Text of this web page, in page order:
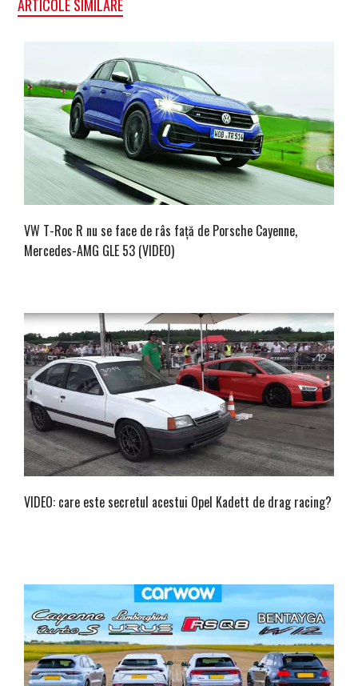
ARTICOLE SIMILARE
VW T-Roc R nu se face de râs față de Porsche Cayenne,
Mercedes-AMG GLE 53 (VIDEO)
VIDEO: care este secretul acestui Opel Kadett de drag racing?